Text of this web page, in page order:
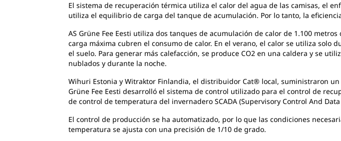
El sistema de recuperación térmica utiliza el calor del agua de las camisas, el
utiliza el equilibrio de carga del tanque de acumulación. Por lo tanto, la
AS Grüne Fee Eesti utiliza dos tanques de acumulación de calor de 1.100
carga máxima cubren el consumo de calor. En el verano, el calor se utiliza
el suelo. Para generar más calefacción, se produce CO2 en una caldera y se
nublados y durante la noche.
Wihuri Estonia y Witraktor Finlandia, el distribuidor Cat® local, suministraron
Grüne Fee Eesti desarrolló el sistema de control utilizado para el control de
de control de temperatura del invernadero SCADA (Supervisory Control And
El control de producción se ha automatizado, por lo que las condiciones
temperatura se ajusta con una precisión de 1/10 de grado.